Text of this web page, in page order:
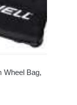
Wheel Bag,